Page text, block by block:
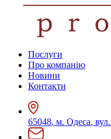
Послуги
Про компанію
Новини
Контакти
65048, м. Одеса,